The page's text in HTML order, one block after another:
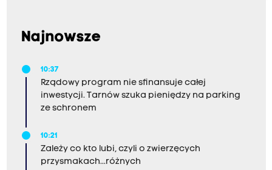
Najnowsze
10:37
Rządowy program nie sfinansuje całej
inwestycji. Tarnów szuka pieniędzy na parking
ze schronem
10:21
Zależy co kto lubi, czyli o zwierzęcych
przysmakach...różnych